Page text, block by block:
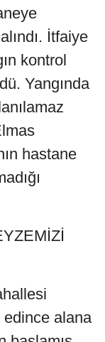
İtfaiye
kontrol
Yangında
hastane
edince alana